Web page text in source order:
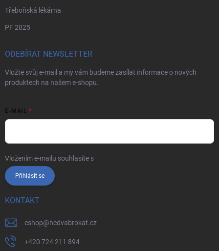
Třeboňská lékárna
PF 2025
ODEBÍRAT NEWSLETTER
Vložte svůj e-mail a my vám budeme zasílat informace o nových
produktech na našem e-shopu.
E-MAIL
Vložením e-mailu souhlasíte s
Přihlásit se
KONTAKT
eshop@hedvabrokat.cz
+420 724 211 894